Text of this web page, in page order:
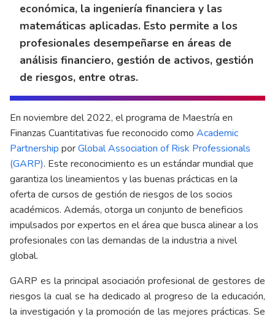
económica, la ingeniería financiera y las
matemáticas aplicadas. Esto permite a los
profesionales desempeñarse en áreas de
análisis financiero, gestión de activos, gestión
de riesgos, entre otras.
En noviembre del 2022, el programa de Maestría en
Finanzas Cuantitativas fue reconocido como Academic
Partnership porGlobal Association of Risk Professionals
(GARP). Este reconocimiento es un estándar mundial que
garantiza los lineamientos y las buenas prácticas en la
oferta de cursos de gestión de riesgos de los socios
académicos. Además, otorga un conjunto de beneficios
impulsados por expertos en el área que busca alinear a los
profesionales con las demandas de la industria a nivel
global.
GARP es la principal asociación profesional de gestores de
riesgos la cual se ha dedicado al progreso de la educación,
la investigación y la promoción de las mejores prácticas. Se